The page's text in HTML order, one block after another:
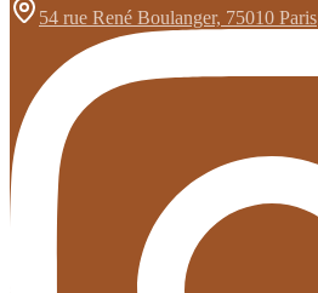
54 rue René Boulanger, 75010 Paris